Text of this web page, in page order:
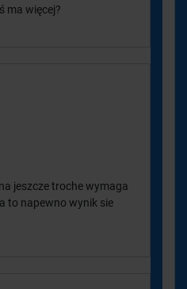
ma więcej?
jeszcze troche wymaga
to napewno wynik sie